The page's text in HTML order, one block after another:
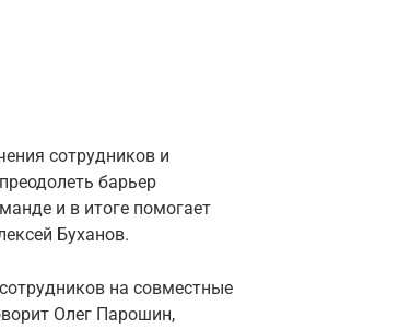
сотрудников и
барьер
и в итоге помогает
Буханов.
на совместные
Олег Парошин,